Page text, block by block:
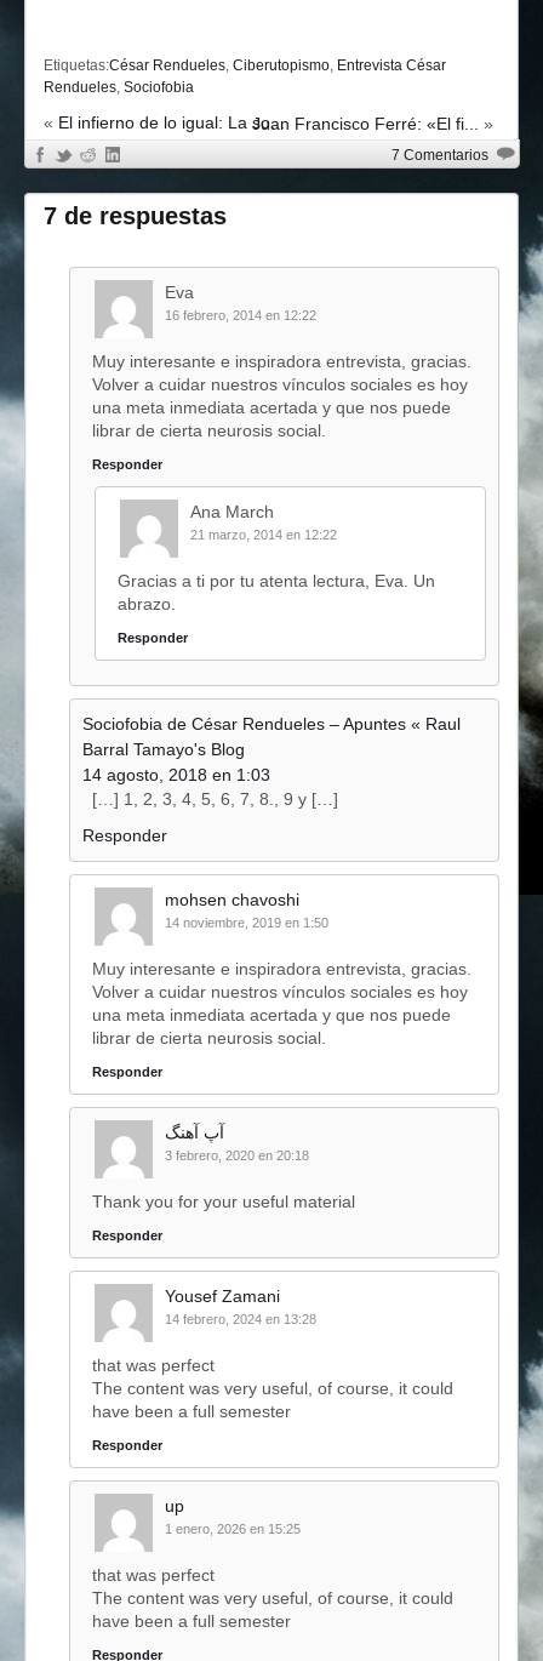
Etiquetas:César Rendueles, Ciberutopismo, Entrevista César
Rendueles, Sociofobia
« El infierno de lo igual: La so...Juan Francisco Ferré: «El fi... »
7 Comentarios
7 de respuestas
Eva
16 febrero, 2014 en 12:22
Muy interesante e inspiradora entrevista, gracias.
Volver a cuidar nuestros vínculos sociales es hoy
una meta inmediata acertada y que nos puede
librar de cierta neurosis social.
Responder
Ana March
21 marzo, 2014 en 12:22
Gracias a ti por tu atenta lectura, Eva. Un
abrazo.
Responder
Sociofobia de César Rendueles – Apuntes « Raul
Barral Tamayo's Blog
14 agosto, 2018 en 1:03
[…] 1, 2, 3, 4, 5, 6, 7, 8., 9 y […]
Responder
mohsen chavoshi
14 noviembre, 2019 en 1:50
Muy interesante e inspiradora entrevista, gracias.
Volver a cuidar nuestros vínculos sociales es hoy
una meta inmediata acertada y que nos puede
librar de cierta neurosis social.
Responder
آپ آهنگ
3 febrero, 2020 en 20:18
Thank you for your useful material
Responder
Yousef Zamani
14 febrero, 2024 en 13:28
that was perfect
The content was very useful, of course, it could
have been a full semester
Responder
up
1 enero, 2026 en 15:25
that was perfect
The content was very useful, of course, it could
have been a full semester
Responder